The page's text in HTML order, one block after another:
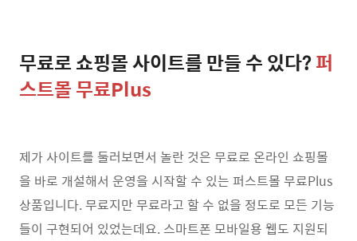
무료로 쇼핑몰 사이트를 만들 수 있다?퍼
스트몰 무료Plus
제가 사이트를 둘러보면서 놀란 것은 무료로 온라인 쇼핑몰
을 바로 개설해서 운영을 시작할 수 있는 퍼스트몰 무료Plus
상품입니다. 무료지만 무료라고 할 수 없을 정도로 모든 기능
들이 구현되어 있었는데요. 스마트폰 모바일용 웹도 지원되